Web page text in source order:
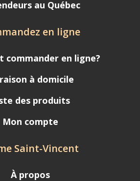
au Québec
en ligne
commander en ligne?
à domicile
des produits
Mon compte
Saint-Vincent
À propos